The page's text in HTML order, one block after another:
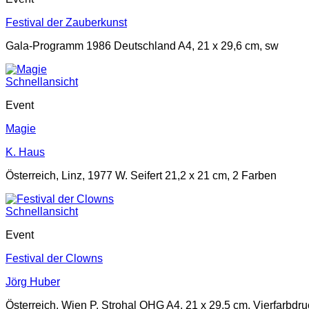
Festival der Zauberkunst
Gala-Programm 1986 Deutschland A4, 21 x 29,6 cm, sw
Schnellansicht
Event
Magie
K. Haus
Österreich, Linz, 1977 W. Seifert 21,2 x 21 cm, 2 Farben
Schnellansicht
Event
Festival der Clowns
Jörg Huber
Österreich, Wien P. Strohal OHG A4, 21 x 29,5 cm,